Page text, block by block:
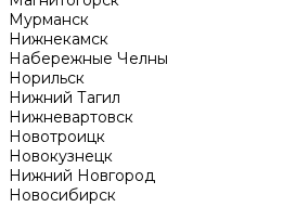
Мурманск
Нижнекамск
Набережные Челны
Норильск
Нижний Тагил
Нижневартовск
Новотроицк
Новокузнецк
Нижний Новгород
Новосибирск